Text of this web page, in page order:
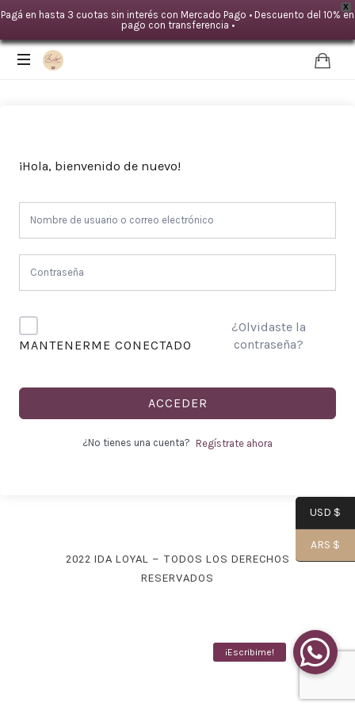
X
Pagá en hasta 3 cuotas sin interés con Mercado Pago • Descuento del 10% en
pago con transferencia •
IDA
-
-
¡Hola, bienvenido de nuevo!
MANTENERME CONECTADO
¿Olvidaste la
contraseña?
ACCEDER
¿No tienes una cuenta? Regístrate ahora
2022 IDA LOYAL – TODOS LOS DERECHOS
RESERVADOS
USD $
ARS $